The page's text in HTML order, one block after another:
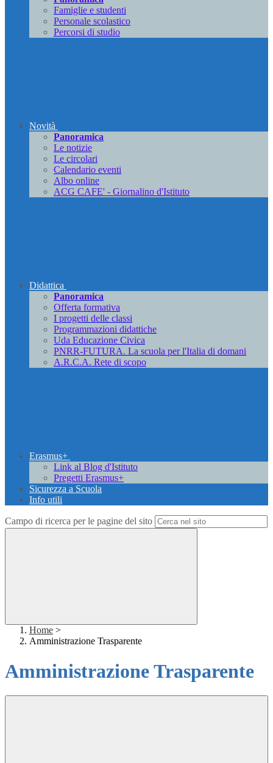
Famiglie e studenti
Personale scolastico
Percorsi di studio
Novità
Panoramica
Le notizie
Le circolari
Calendario eventi
Albo online
ACG CAFE' - Giornalino d'Istituto
Didattica
Panoramica
Offerta formativa
I progetti delle classi
Programmazioni didattiche
Uda Educazione Civica
PNRR-FUTURA. La scuola per l'Italia di domani
A.R.C.A. Rete di scopo
Erasmus+
Link al Blog d'Istituto
Pregetti Erasmus+
Sicurezza a Scuola
Info utili
Campo di ricerca per le pagine del sito
Home >
Amministrazione Trasparente
Amministrazione Trasparente